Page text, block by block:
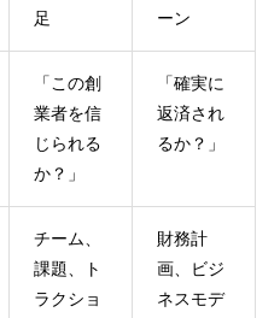
足
ーン
「この創
業者を信
じられる
か？」
「確実に
返済され
るか？」
チーム、
課題、ト
ラクショ
財務計
画、ビジ
ネスモデ